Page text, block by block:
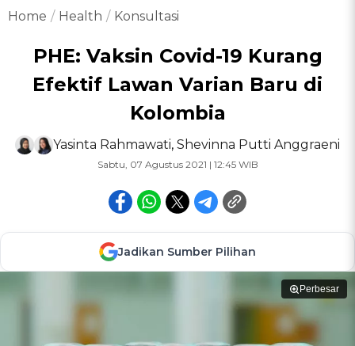
Home Health Konsultasi
PHE: Vaksin Covid-19 Kurang
Efektif Lawan Varian Baru di
Kolombia
Yasinta Rahmawati, Shevinna Putti Anggraeni
Sabtu, 07 Agustus 2021 | 12:45 WIB
Jadikan Sumber Pilihan
Perbesar